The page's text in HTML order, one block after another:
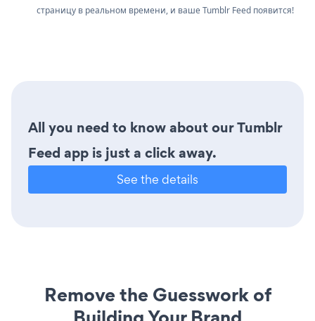
страницу в реальном времени, и ваше Tumblr Feed появится!
All you need to know about our Tumblr
Feed app is just a click away.
See the details
Remove the Guesswork of